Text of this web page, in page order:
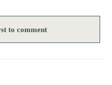
to comment